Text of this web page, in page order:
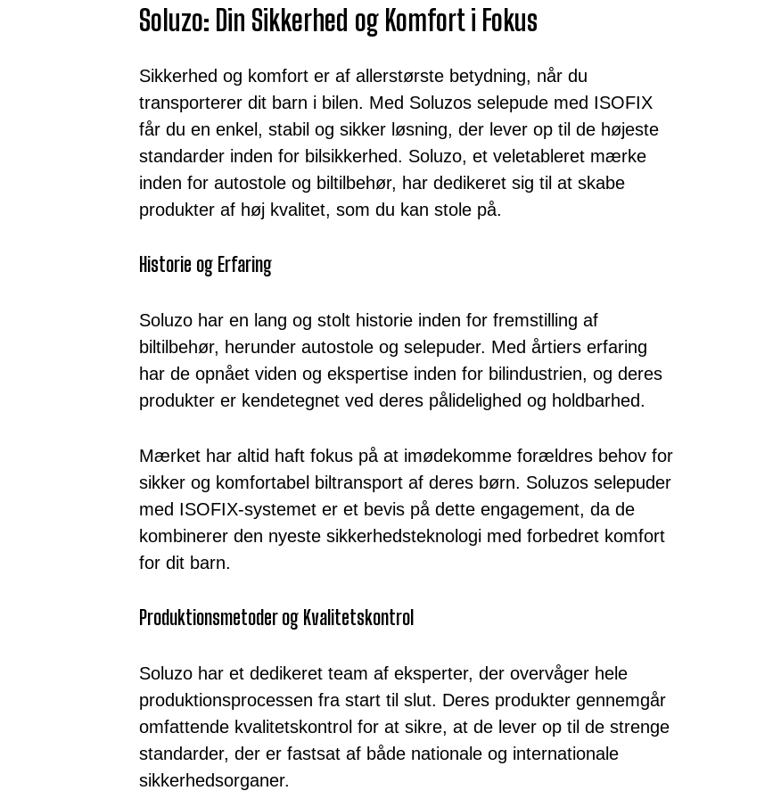
Soluzo: Din Sikkerhed og Komfort i Fokus
Sikkerhed og komfort er af allerstørste betydning, når du
transporterer dit barn i bilen. Med Soluzos selepude med ISOFIX
får du en enkel, stabil og sikker løsning, der lever op til de højeste
standarder inden for bilsikkerhed. Soluzo, et veletableret mærke
inden for autostole og biltilbehør, har dedikeret sig til at skabe
produkter af høj kvalitet, som du kan stole på.
Historie og Erfaring
Soluzo har en lang og stolt historie inden for fremstilling af
biltilbehør, herunder autostole og selepuder. Med årtiers erfaring
har de opnået viden og ekspertise inden for bilindustrien, og deres
produkter er kendetegnet ved deres pålidelighed og holdbarhed.
Mærket har altid haft fokus på at imødekomme forældres behov for
sikker og komfortabel biltransport af deres børn. Soluzos selepuder
med ISOFIX-systemet er et bevis på dette engagement, da de
kombinerer den nyeste sikkerhedsteknologi med forbedret komfort
for dit barn.
Produktionsmetoder og Kvalitetskontrol
Soluzo har et dedikeret team af eksperter, der overvåger hele
produktionsprocessen fra start til slut. Deres produkter gennemgår
omfattende kvalitetskontrol for at sikre, at de lever op til de strenge
standarder, der er fastsat af både nationale og internationale
sikkerhedsorganer.